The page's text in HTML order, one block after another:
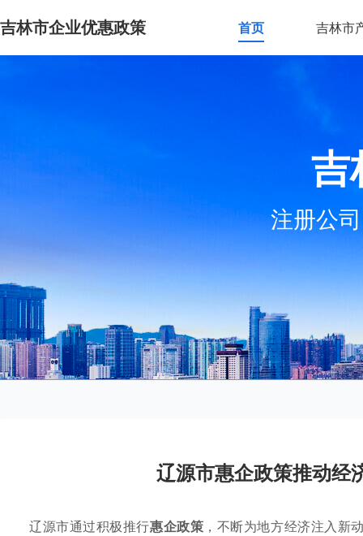
吉林市企业优惠政策 首页 吉林市
吉
注册公
辽源市惠企政策推动经
辽源市通过积极推行惠企政策 ，不断为地方经济注入新